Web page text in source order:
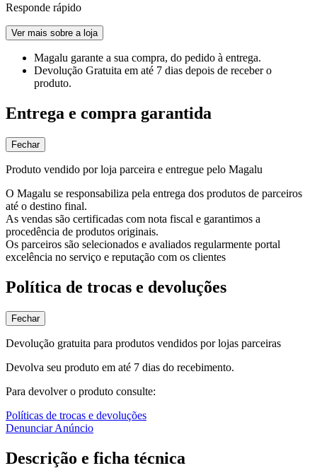
Responde rápido
Ver mais sobre a loja
Magalu garante a sua compra, do pedido à entrega.
Devolução Gratuita em até 7 dias depois de receber o
produto.
Entrega e compra garantida
Fechar
Produto vendido por loja parceira e entregue pelo Magalu
O Magalu se responsabiliza pela entrega dos produtos de parceiros
até o destino final.
As vendas são certificadas com nota fiscal e garantimos a
procedência de produtos originais.
Os parceiros são selecionados e avaliados regularmente portal
excelência no serviço e reputação com os clientes
Política de trocas e devoluções
Fechar
Devolução gratuita para produtos vendidos por lojas parceiras
Devolva seu produto em até 7 dias do recebimento.
Para devolver o produto consulte:
Políticas de trocas e devoluções
Denunciar Anúncio
Descrição e ficha técnica